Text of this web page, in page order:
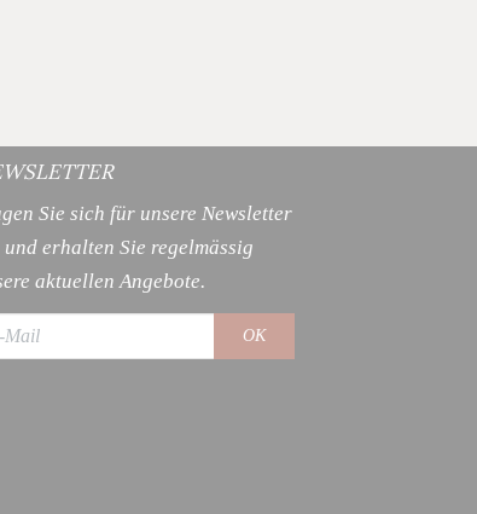
Sie sich für unsere Newsletter
und erhalten Sie regelmässig
aktuellen Angebote.